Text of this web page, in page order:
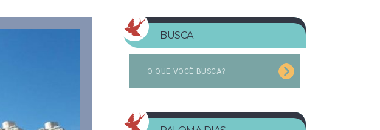
BUSCA